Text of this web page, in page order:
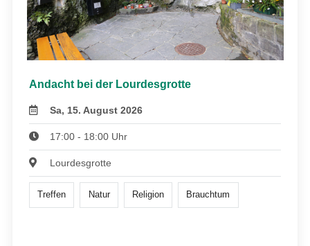
Andacht bei der Lourdesgrotte
Sa, 15. August 2026
17:00 - 18:00 Uhr
Lourdesgrotte
Treffen Natur Religion Brauchtum